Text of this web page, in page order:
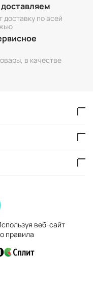
по всей
в качестве
веб-сайт
правила